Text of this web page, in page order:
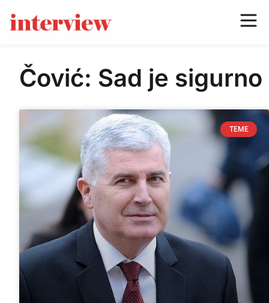
Čović: Sad je sigurno
TEME